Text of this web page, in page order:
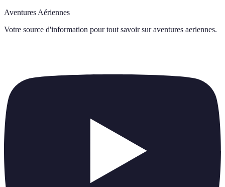
Aventures Aériennes
Votre source d'information pour tout savoir sur aventures aeriennes.